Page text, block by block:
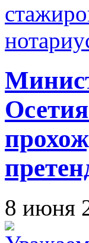
8 июня